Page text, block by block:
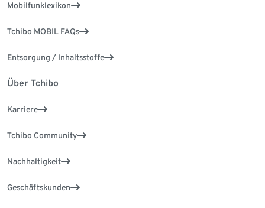
Mobilfunklexikon
Tchibo MOBIL FAQs
Entsorgung / Inhaltsstoffe
Über Tchibo
Karriere
Tchibo Community
Nachhaltigkeit
Geschäftskunden